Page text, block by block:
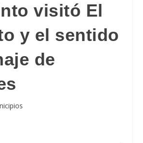
visitó El
y el sentido
de